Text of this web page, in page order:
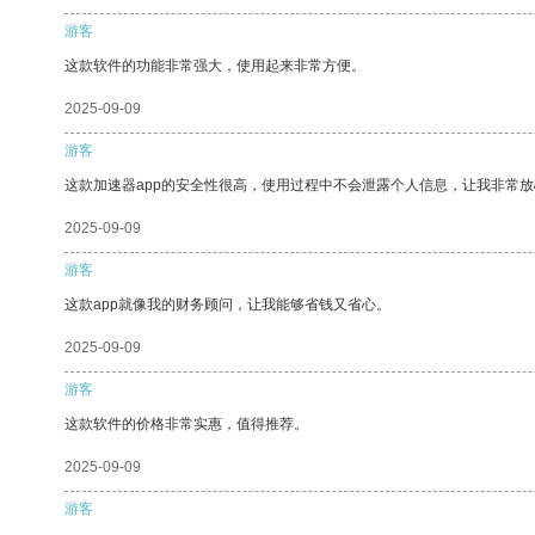
游客
这款软件的功能非常强大，使用起来非常方便。
2025-09-09
游客
这款加速器app的安全性很高，使用过程中不会泄露个人信息，让我非常
2025-09-09
游客
这款app就像我的财务顾问，让我能够省钱又省心。
2025-09-09
游客
这款软件的价格非常实惠，值得推荐。
2025-09-09
游客